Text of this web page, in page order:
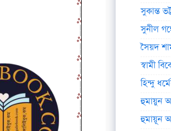
সুকান্ত
সুনীল
সৈয়দ
স্বামী
হিন্দু
হুমায়ুন
হুমায়ূন